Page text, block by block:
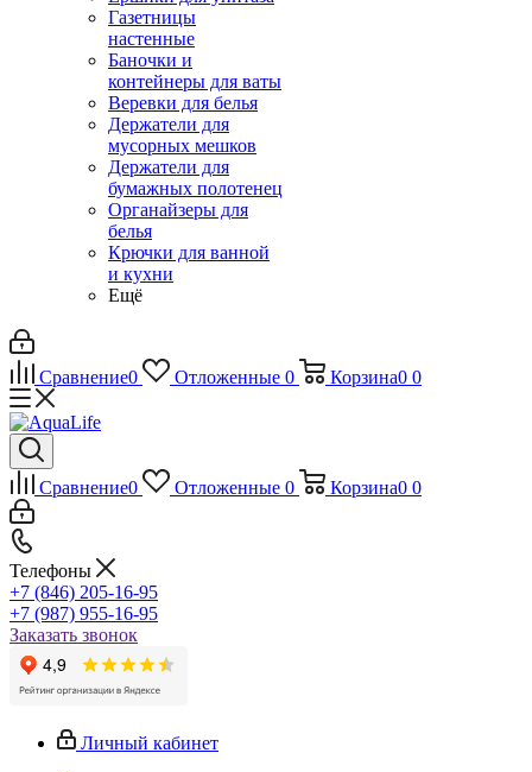
Газетницы
настенные
Баночки и
контейнеры для ваты
Веревки для белья
Держатели для
мусорных мешков
Держатели для
бумажных полотенец
Органайзеры для
белья
Крючки для ванной
и кухни
Ещё
Сравнение0 Отложенные 0 Корзина0 0
Сравнение0 Отложенные 0 Корзина0 0
Телефоны
+7 (846) 205-16-95
+7 (987) 955-16-95
Заказать звонок
Личный кабинет